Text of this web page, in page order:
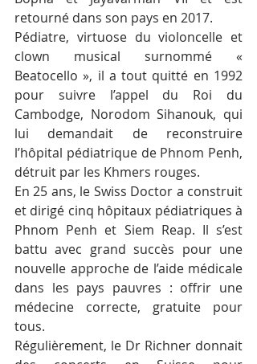
retourné dans son pays en 2017.
Pédiatre, virtuose du violoncelle et
clown musical surnommé «
Beatocello », il a tout quitté en 1992
pour suivre l’appel du Roi du
Cambodge, Norodom Sihanouk, qui
lui demandait de reconstruire
l’hôpital pédiatrique de Phnom Penh,
détruit par les Khmers rouges.
En 25 ans, le Swiss Doctor a construit
et dirigé cinq hôpitaux pédiatriques à
Phnom Penh et Siem Reap. Il s’est
battu avec grand succès pour une
nouvelle approche de l’aide médicale
dans les pays pauvres : offrir une
médecine correcte, gratuite pour
tous.
Régulièrement, le Dr Richner donnait